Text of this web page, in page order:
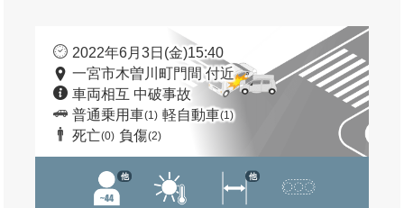
2022年6月3日(金)15:40
一宮市木曽川町門間 付近
車両相互 中破事故
普通乗用車(1) 軽自動車(1)
死亡(0) 負傷(2)
他 他